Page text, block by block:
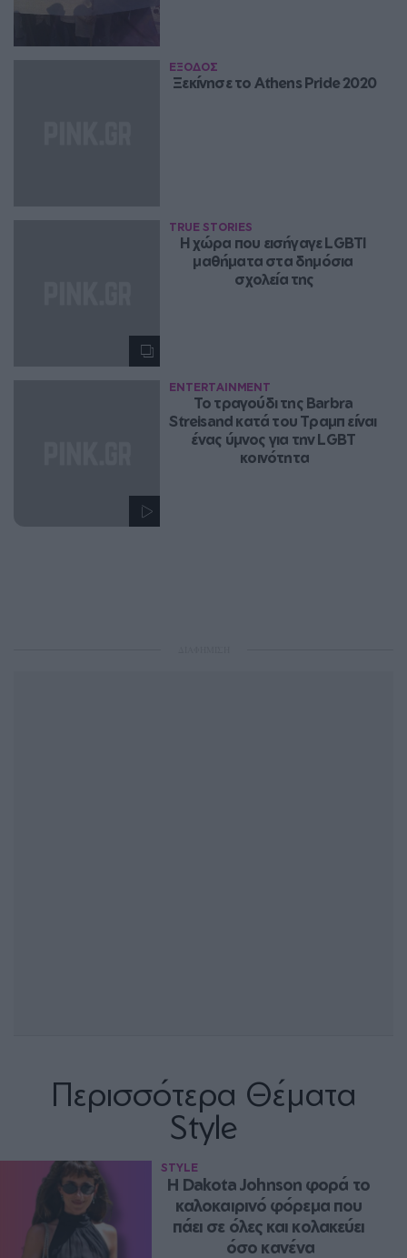
ΕΞΟΔΟΣ
Ξεκίνησε το Athens Pride 2020
TRUE STORIES
Η χώρα που εισήγαγε LGBTI
μαθήματα στα δημόσια
σχολεία της
ENTERTAINMENT
Το τραγούδι της Barbra
Streisand κατά του Τραμπ είναι
ένας ύμνος για την LGBT
κοινότητα
Περισσότερα Θέματα
Style
STYLE
Η Dakota Johnson φορά το
καλοκαιρινό φόρεμα που
πάει σε όλες και κολακεύει
όσο κανένα